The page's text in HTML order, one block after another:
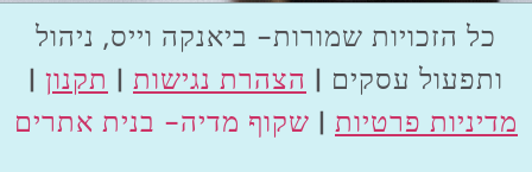
כל הזכויות שמורות- ביאנקה וייס, ניהול
ותפעול עסקים | הצהרת נגישות | תקנון |
מדיניות פרטיות | שקוף מדיה- בנית אתרים